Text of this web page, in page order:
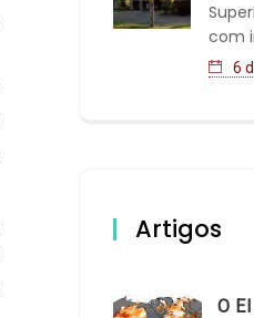
com
6
Artigos
O El Niño e a